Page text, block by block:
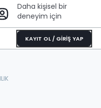
Daha kişisel bir
deneyim için
KAYIT OL / GİRİŞ YAP